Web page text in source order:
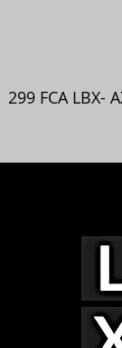
299 FCA LBX-